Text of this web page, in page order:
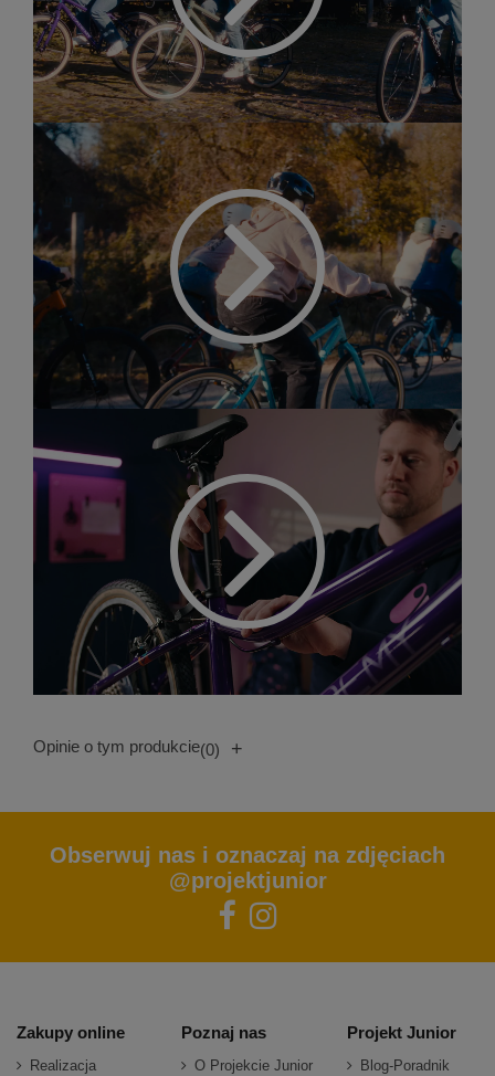
Opinie o tym produkcie(0) +
Obserwuj nas i oznaczaj na zdjęciach
@projektjunior
Zakupy online
Realizacja
Poznaj nas
O Projekcie Junior
Projekt Junior
Blog-Poradnik